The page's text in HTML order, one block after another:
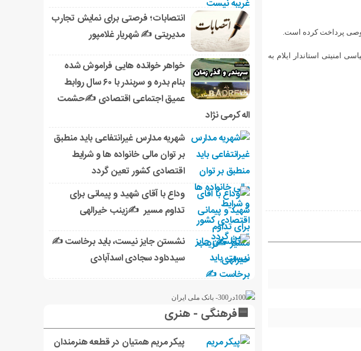
امنیتی استاندار ایلام به
انتصابات؛ فرصتی برای نمایش تجارب
مدیریتی ✍ شهریار غلامپور
خواهر خوانده هایی فراموش شده
بنام بدره و سربندر با ۶۰ سال روابط
عمیق اجتماعی اقتصادی ✍حشمت
اله کرمی نژاد
شهریه مدارس غیرانتفاعی باید منطبق
بر توان مالی خانواده ها و شرایط
اقتصادی کشور تعین گردد
وداع با آقای شهید و پیمانی برای
تداوم مسیر ✍زینب خیرالهی
نشستن جایز نیست، باید برخاست ✍️
سیدداود سجادی اسدآبادی
🟦فرهنگی - هنری
پیکر مریم همتیان در قطعه هنرمندان